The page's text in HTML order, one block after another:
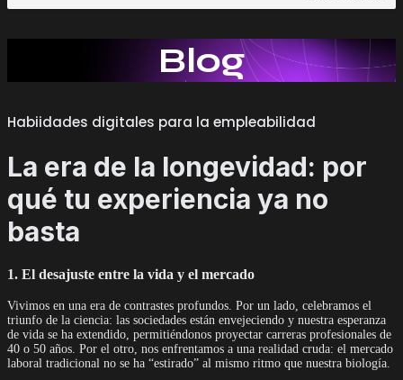
Blog
Habiidades digitales para la empleabilidad
La era de la longevidad: por
qué tu experiencia ya no
basta
1. El desajuste entre la vida y el mercado
Vivimos en una era de contrastes profundos. Por un lado, celebramos el
triunfo de la ciencia: las sociedades están envejeciendo y nuestra esperanza
de vida se ha extendido, permitiéndonos proyectar carreras profesionales de
40 o 50 años. Por el otro, nos enfrentamos a una realidad cruda: el mercado
laboral tradicional no se ha “estirado” al mismo ritmo que nuestra biología.